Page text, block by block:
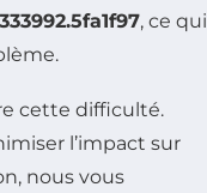
, ce qui
cette difficulté.
l’impact sur
nous vous